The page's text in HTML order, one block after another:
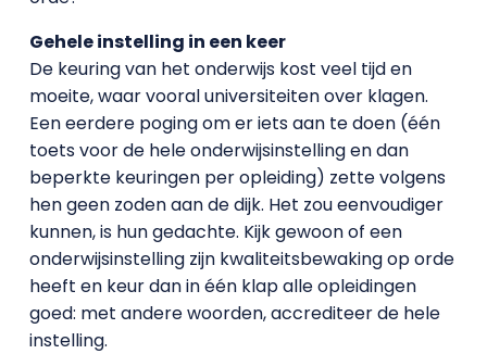
Gehele instelling in een keer
De keuring van het onderwijs kost veel tijd en
moeite, waar vooral universiteiten over klagen.
Een eerdere poging om er iets aan te doen (één
toets voor de hele onderwijsinstelling en dan
beperkte keuringen per opleiding) zette volgens
hen geen zoden aan de dijk. Het zou eenvoudiger
kunnen, is hun gedachte. Kijk gewoon of een
onderwijsinstelling zijn kwaliteitsbewaking op orde
heeft en keur dan in één klap alle opleidingen
goed: met andere woorden, accrediteer de hele
instelling.